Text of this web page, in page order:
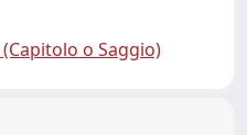
o Saggio)